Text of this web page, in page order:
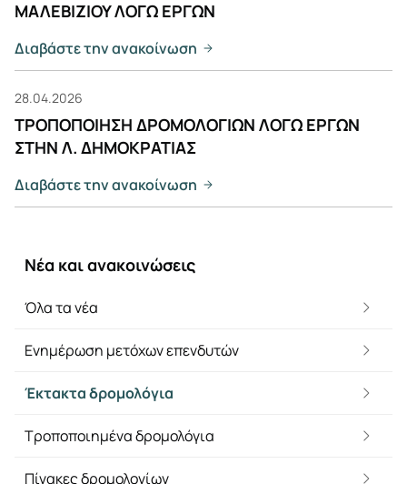
Νέα και ανακοινώσεις
Όλα τα νέα
Ενημέρωση μετόχων επενδυτών
Έκτακτα δρομολόγια
Τροποποιημένα δρομολόγια
Πίνακες δρομολογίων
ΜΑΛΕΒΙΖΙΟΥ ΛΟΓΩ ΕΡΓΩΝ
Διαβάστε την ανακοίνωση
28.04.2026
ΤΡΟΠΟΠΟΙΗΣΗ ΔΡΟΜΟΛΟΓΙΩΝ ΛΟΓΩ ΕΡΓΩΝ
ΣΤΗΝ Λ. ΔΗΜΟΚΡΑΤΙΑΣ
Διαβάστε την ανακοίνωση